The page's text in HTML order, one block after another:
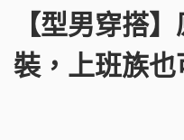
【型男穿搭
裝，上班族